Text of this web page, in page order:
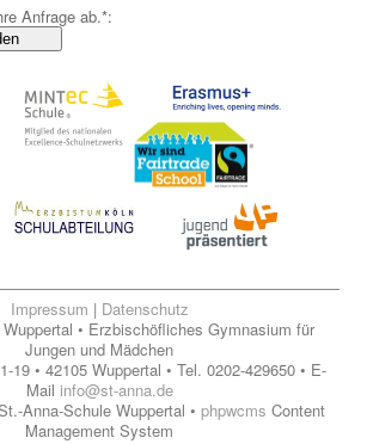
Anfrage ab.*:
Impressum | Datenschutz
• Erzbischöfliches Gymnasium für
Jungen und Mädchen
19 • 42105 Wuppertal • Tel. 0202-429650 • E-
Mail info@st-anna.de
Anna-Schule Wuppertal • phpwcms Content
Management System